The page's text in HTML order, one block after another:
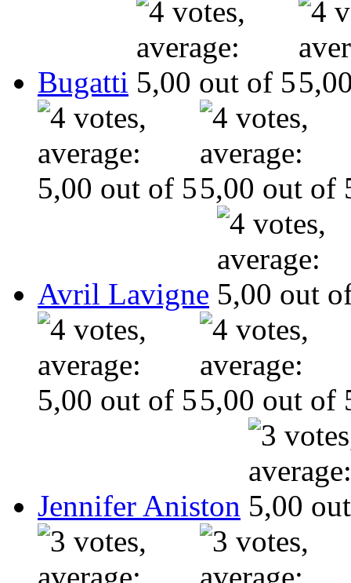
Bugatti
Avril Lavigne
Jennifer Aniston